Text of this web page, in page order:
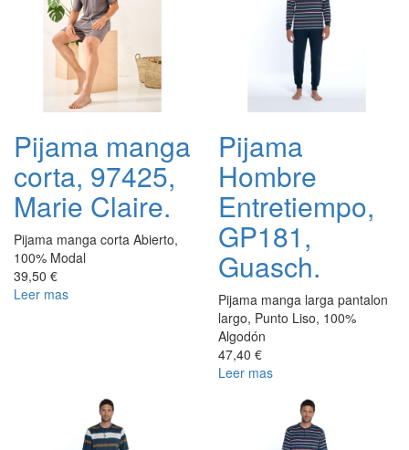
Pijama manga
corta, 97425,
Marie Claire.
Pijama manga corta Abierto,
100% Modal
39,50 €
Leer mas
Pijama
Hombre
Entretiempo,
GP181,
Guasch.
Pijama manga larga pantalon
largo, Punto Liso, 100%
Algodón
47,40 €
Leer mas